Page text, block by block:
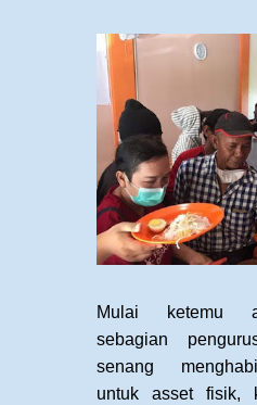
Mulai ketemu
sebagian
senang
untuk asset fisik,